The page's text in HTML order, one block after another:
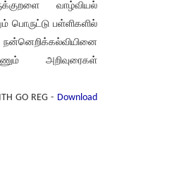
வாழ்வியல்
பொருட்டு பள்ளிகளில்
நன்னெறிக்கல்வியினை
அறிவுரைகள்
GO REG - Download